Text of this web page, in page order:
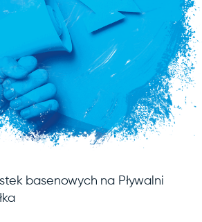
basenowych na Pływalni